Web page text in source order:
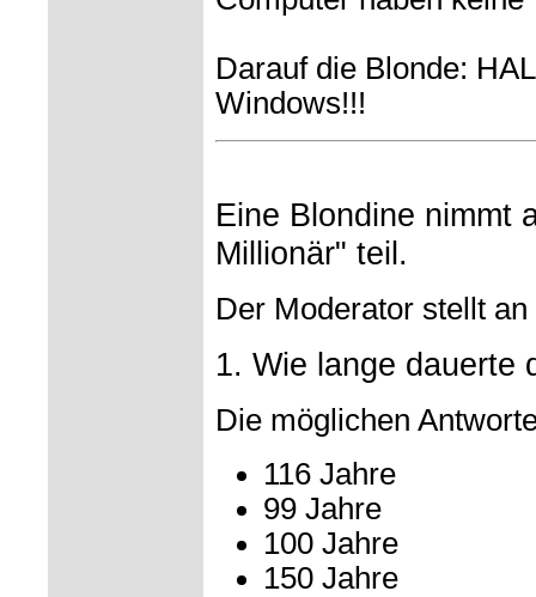
Darauf die Blonde:
Windows!!!
Eine Blondine nimmt
Millionär" teil.
Der Moderator stellt
1. Wie lange dauerte
Die möglichen
116 Jahre
99 Jahre
100 Jahre
150 Jahre